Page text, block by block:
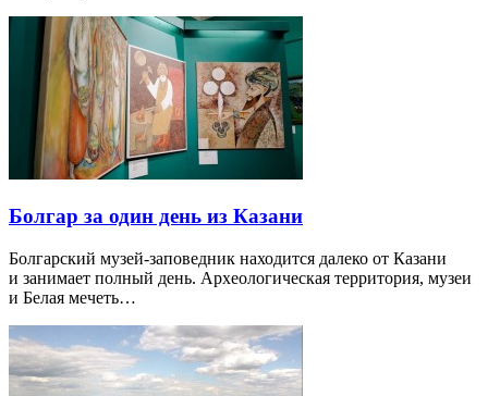
Болгар за один день из Казани
Болгарский музей-заповедник находится далеко от Казани
и занимает полный день. Археологическая территория, музеи
и Белая мечеть…